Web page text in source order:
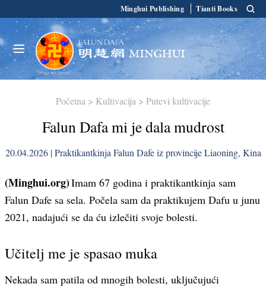
Minghui Publishing Tianti Books
Početna > Kultivacija > Putevi kultivacije
Falun Dafa mi je dala mudrost
20.04.2026 | Praktikantkinja Falun Dafe iz provincije Liaoning, Kina
(Minghui.org)Imam 67 godina i praktikantkinja sam
Falun Dafe sa sela. Počela sam da praktikujem Dafu u junu
2021, nadajući se da ću izlečiti svoje bolesti.
Učitelj me je spasao muka
Nekada sam patila od mnogih bolesti, uključujući